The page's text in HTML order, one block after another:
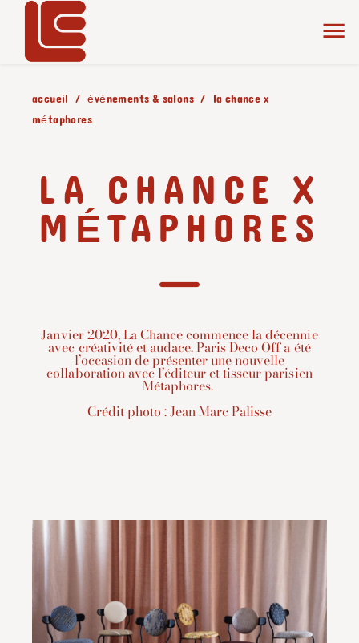
accueil évènements & salons
la chance x
métaphores
LA CHANCE X
MÉTAPHORES
Janvier 2020, La Chance commence la décennie
avec créativité et audace. Paris Deco Off a été
l’occasion de présenter une nouvelle
collaboration avec l’éditeur et tisseur parisien
Métaphores.
Crédit photo : Jean Marc Palisse